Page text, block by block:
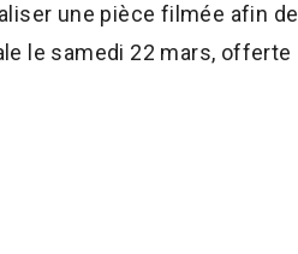
une pièce filmée afin de
le samedi 22 mars, offerte